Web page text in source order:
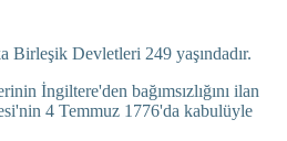
Birleşik Devletleri 249 yaşındadır.
İngiltere'den bağımsızlığını ilan
4 Temmuz 1776'da kabulüyle